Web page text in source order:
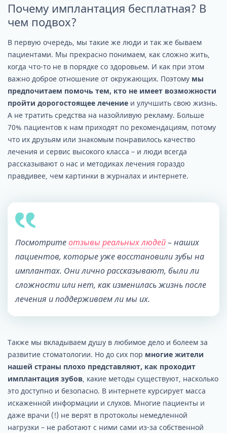
Почему имплантация бесплатная? В
чем подвох?
В первую очередь, мы такие же люди и так же бываем
пациентами. Мы прекрасно понимаем, как сложно жить,
когда что-то не в порядке со здоровьем. И как при этом
важно доброе отношение от окружающих. Поэтому мы
предпочитаем помочь тем, кто не имеет возможности
пройти дорогостоящее лечение и улучшить свою жизнь.
А не тратить средства на назойливую рекламу. Больше
70% пациентов к нам приходят по рекомендациям, потому
что их друзьям или знакомым понравилось качество
лечения и сервис высокого класса – и люди всегда
рассказывают о нас и методиках лечения гораздо
правдивее, чем картинки в журналах и интернете.
Посмотритеотзывы реальных людей– наших
пациентов, которые уже восстановили зубы на
имплантах. Они лично рассказывают, были ли
сложности или нет, как изменилась жизнь после
лечения и поддерживаем ли мы их.
Также мы вкладываем душу в любимое дело и болеем за
развитие стоматологии. Но до сих пор многие жители
нашей страны плохо представляют, как проходит
имплантация зубов, какие методы существуют, насколько
это доступно и безопасно. В интернете курсирует масса
искаженной информации и слухов. Многие пациенты и
даже врачи (!) не верят в протоколы немедленной
нагрузки – не работают с ними сами из-за собственной